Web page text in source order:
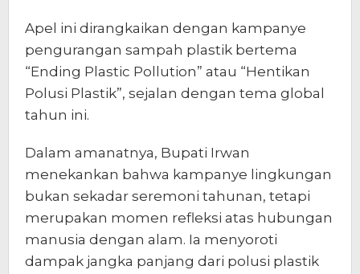
Apel ini dirangkaikan dengan kampanye
pengurangan sampah plastik bertema
“Ending Plastic Pollution” atau “Hentikan
Polusi Plastik”, sejalan dengan tema global
tahun ini.
Dalam amanatnya, Bupati Irwan
menekankan bahwa kampanye lingkungan
bukan sekadar seremoni tahunan, tetapi
merupakan momen refleksi atas hubungan
manusia dengan alam. Ia menyoroti
dampak jangka panjang dari polusi plastik